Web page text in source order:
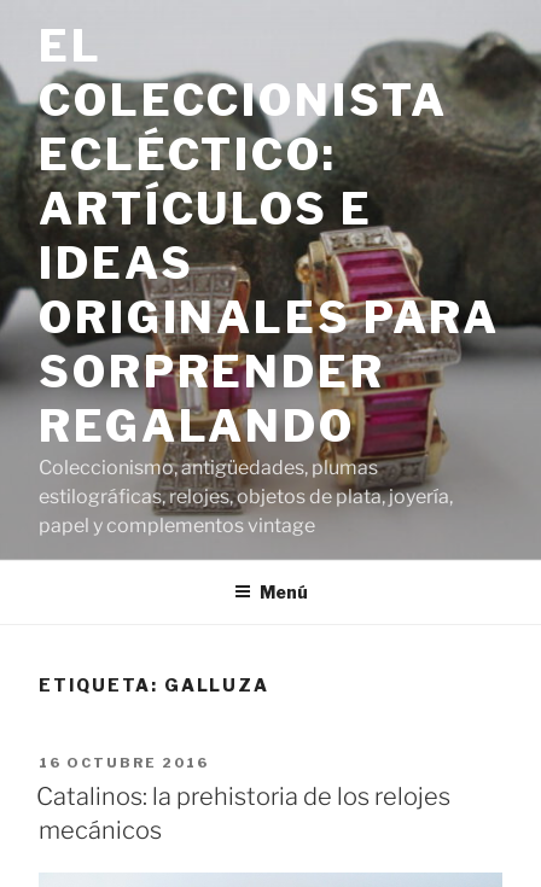
contenido
EL
COLECCIONISTA
ECLÉCTICO:
ARTÍCULOS E
IDEAS
ORIGINALES PARA
SORPRENDER
REGALANDO
Coleccionismo, antigüedades, plumas
estilográficas, relojes, objetos de plata, joyería,
papel y complementos vintage
Menú
ETIQUETA: GALLUZA
PUBLICADO
EL
16 OCTUBRE 2016
Catalinos: la prehistoria de los relojes
mecánicos